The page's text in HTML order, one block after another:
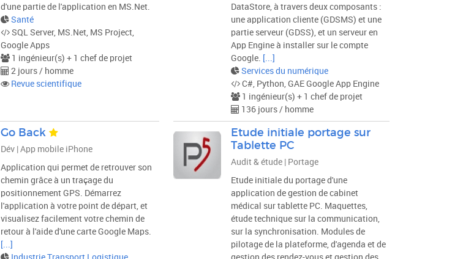
d'une partie de l'application en MS.Net.
Santé
SQL Server, MS.Net, MS Project,
Google Apps
1 ingénieur(s) + 1 chef de projet
2 jours / homme
Revue scientifique
DataStore, à travers deux composants :
une application cliente (GDSMS) et une
partie serveur (GDSS), et un serveur en
App Engine à installer sur le compte
Google. [...]
Services du numérique
C#, Python, GAE Google App Engine
1 ingénieur(s) + 1 chef de projet
136 jours / homme
Go Back
Dév | App mobile iPhone
Application qui permet de retrouver son
chemin grâce à un traçage du
positionnement GPS. Démarrez
l'application à votre point de départ, et
visualisez facilement votre chemin de
retour à l'aide d'une carte Google Maps.
[...]
Etude initiale portage sur
Tablette PC
Audit & étude | Portage
Etude initiale du portage d'une
application de gestion de cabinet
médical sur tablette PC. Maquettes,
étude technique sur la communication,
sur la synchronisation. Modules de
pilotage de la plateforme, d'agenda et de